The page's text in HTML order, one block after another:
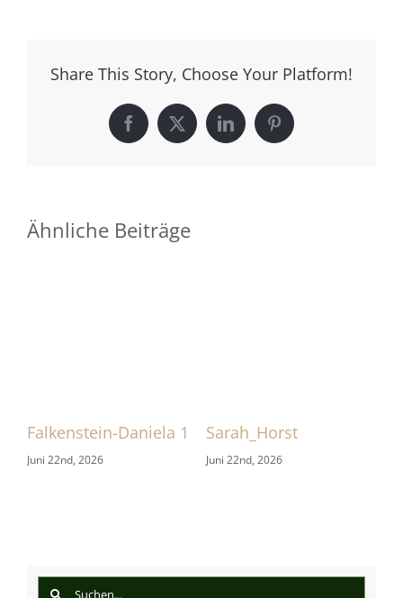
Share This Story, Choose Your Platform!
Facebook
X LinkedInPinterest
Ähnliche Beiträge
Falkenstein-Daniela 1
Juni 22nd, 2026
Sarah_Horst
Juni 22nd, 2026
Suche